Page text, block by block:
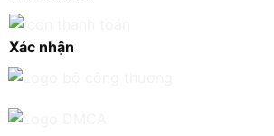
Xác nhận